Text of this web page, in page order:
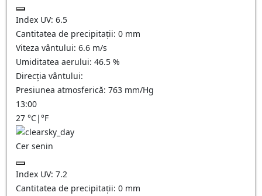
Index UV: 6.5
Cantitatea de precipitații: 0 mm
Viteza vântului: 6.6 m/s
Umiditatea aerului: 46.5 %
Direcția vântului:
Presiunea atmosferică: 763 mm/Hg
13:00
27 °C|°F
Cer senin
Index UV: 7.2
Cantitatea de precipitații: 0 mm